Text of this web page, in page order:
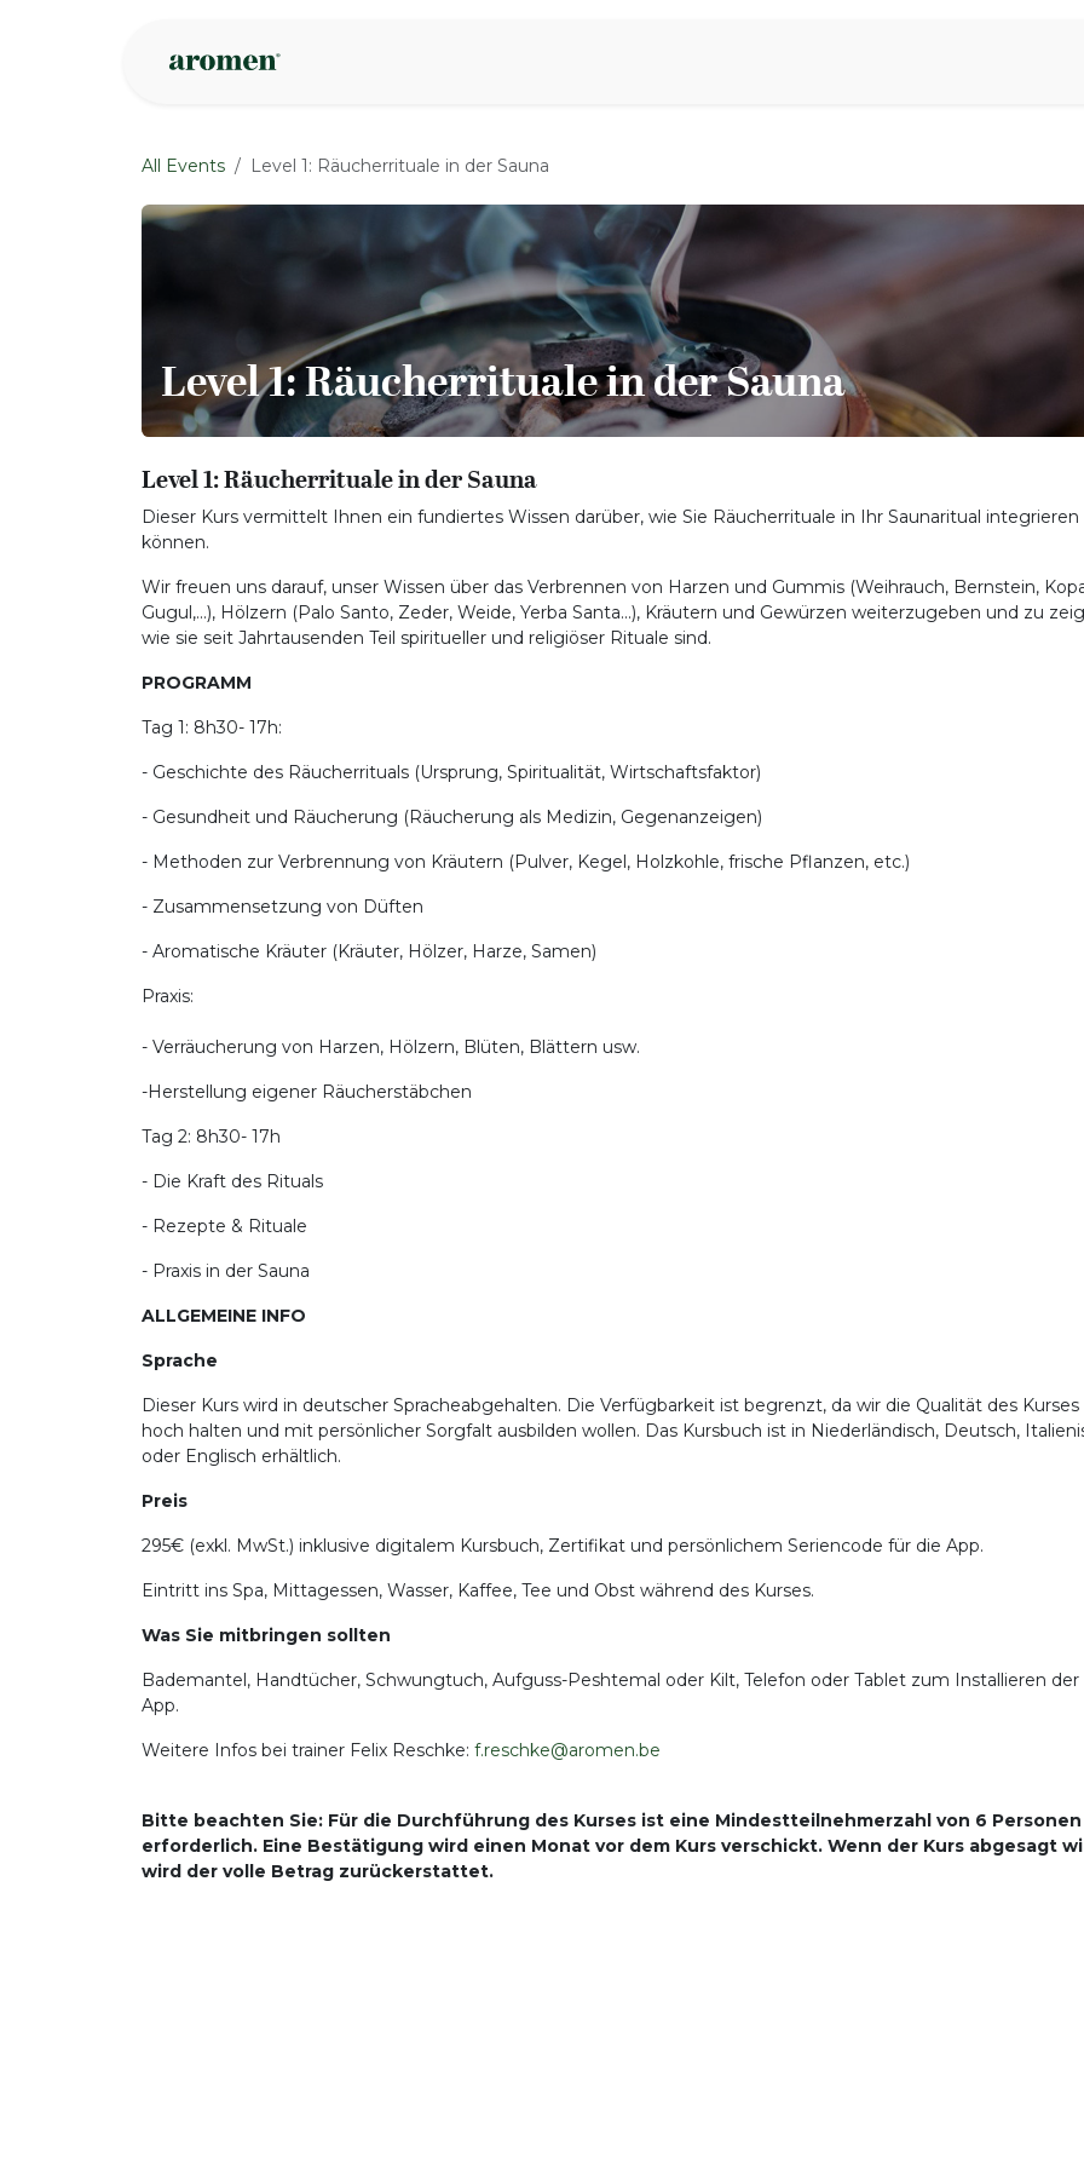
All Events Level 1: Räucherrituale in der Sauna
Level 1: Räucherrituale in der Sauna
Level 1: Räucherrituale in der Sauna
Dieser Kurs vermittelt Ihnen ein fundiertes Wissen darüber, wie Sie Räucherrituale in Ihr Saunaritual integrieren
können.
Wir freuen uns darauf, unser Wissen über das Verbrennen von Harzen und Gummis (Weihrauch, Bernstein,
Gugul,...), Hölzern (Palo Santo, Zeder, Weide, Yerba Santa...), Kräutern und Gewürzen weiterzugeben und zu
wie sie seit Jahrtausenden Teil spiritueller und religiöser Rituale sind.
PROGRAMM
Tag 1: 8h30- 17h:
- Geschichte des Räucherrituals (Ursprung, Spiritualität, Wirtschaftsfaktor)
- Gesundheit und Räucherung (Räucherung als Medizin, Gegenanzeigen)
- Methoden zur Verbrennung von Kräutern (Pulver, Kegel, Holzkohle, frische Pflanzen, etc.)
- Zusammensetzung von Düften
- Aromatische Kräuter (Kräuter, Hölzer, Harze, Samen)
Praxis:
- Verräucherung von Harzen, Hölzern, Blüten, Blättern usw.
-Herstellung eigener Räucherstäbchen
Tag 2: 8h30- 17h
- Die Kraft des Rituals
- Rezepte & Rituale
- Praxis in der Sauna
ALLGEMEINE INFO
Sprache
Dieser Kurs wird in deutscher Spracheabgehalten. Die Verfügbarkeit ist begrenzt, da wir die Qualität des Kurses
hoch halten und mit persönlicher Sorgfalt ausbilden wollen. Das Kursbuch ist in Niederländisch, Deutsch,
oder Englisch erhältlich.
Preis
295€ (exkl. MwSt.) inklusive digitalem Kursbuch, Zertifikat und persönlichem Seriencode für die App.
Eintritt ins Spa, Mittagessen, Wasser, Kaffee, Tee und Obst während des Kurses.
Was Sie mitbringen sollten
Bademantel, Handtücher, Schwungtuch, Aufguss-Peshtemal oder Kilt, Telefon oder Tablet zum Installieren der
App.
Weitere Infos bei trainer Felix Reschke: f.reschke@aromen.be
Bitte beachten Sie: Für die Durchführung des Kurses ist eine Mindestteilnehmerzahl von 6 Personen
erforderlich. Eine Bestätigung wird einen Monat vor dem Kurs verschickt. Wenn der Kurs abgesagt
wird der volle Betrag zurückerstattet.